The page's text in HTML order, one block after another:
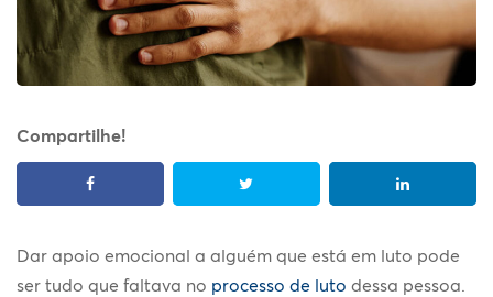
Compartilhe!
Dar apoio emocional a alguém que está em luto pode
ser tudo que faltava no processo de luto dessa pessoa.